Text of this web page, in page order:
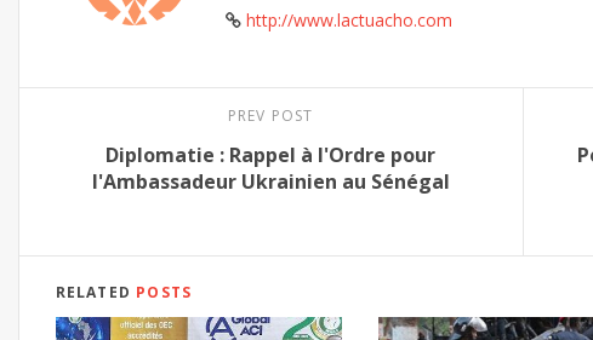
http://www.lactuacho.com
PREV POST
Diplomatie : Rappel à l'Ordre pour
l'Ambassadeur Ukrainien au Sénégal
RELATED POSTS